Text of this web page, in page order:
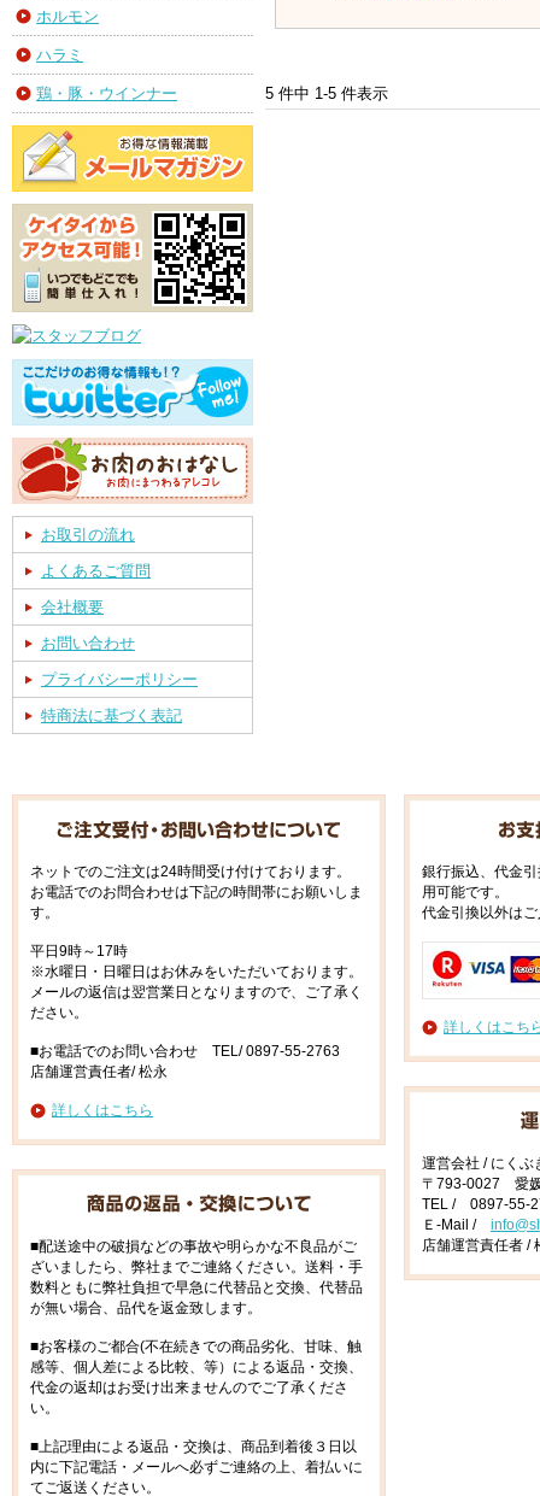
ホルモン
ハラミ
鶏・豚・ウインナー
お取引の流れ
よくあるご質問
会社概要
お問い合わせ
プライバシーポリシー
特商法に基づく表記
5 件中 1-5 件表示
ネットでのご注文は24時間受け付けております。
お電話でのお問合わせは下記の時間帯にお願いしま
す。
平日9時～17時
※水曜日・日曜日はお休みをいただいております。
メールの返信は翌営業日となりますので、ご了承く
ださい。
■お電話でのお問い合わせ TEL/ 0897-55-2763
店舗運営責任者/ 松永
詳しくはこちら
■配送途中の破損などの事故や明らかな不良品がご
ざいましたら、弊社までご連絡ください。送料・手
数料ともに弊社負担で早急に代替品と交換、代替品
が無い場合、品代を返金致します。
■お客様のご都合(不在続きでの商品劣化、甘味、触
感等、個人差による比較、等）による返品・交換、
代金の返却はお受け出来ませんのでご了承くださ
い。
■上記理由による返品・交換は、商品到着後３日以
内に下記電話・メールへ必ずご連絡の上、着払いに
てご返送ください。
銀行振込、代金
用可能です。
代金引換以外は
詳しくはこち
運営会社 / にくぶ
〒793-0027 愛
TEL / 0897-55-
Ｅ-Mail /
店舗運営責任者 /